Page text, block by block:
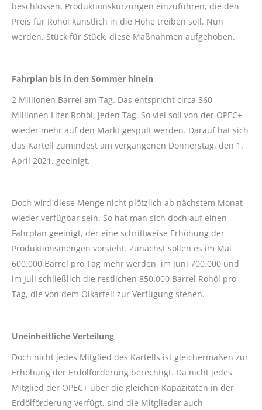
beschlossen, Produktionskürzungen einzuführen, die den
Preis für Rohöl künstlich in die Höhe treiben soll. Nun
werden, Stück für Stück, diese Maßnahmen aufgehoben.
Fahrplan bis in den Sommer hinein
2 Millionen Barrel am Tag. Das entspricht circa 360
Millionen Liter Rohöl, jeden Tag. So viel soll von der OPEC+
wieder mehr auf den Markt gespült werden. Darauf hat sich
das Kartell zumindest am vergangenen Donnerstag, den 1.
April 2021, geeinigt.
Doch wird diese Menge nicht plötzlich ab nächstem Monat
wieder verfügbar sein. So hat man sich doch auf einen
Fahrplan geeinigt, der eine schrittweise Erhöhung der
Produktionsmengen vorsieht. Zunächst sollen es im Mai
600.000 Barrel pro Tag mehr werden, im Juni 700.000 und
im Juli schließlich die restlichen 850.000 Barrel Rohöl pro
Tag, die von dem Ölkartell zur Verfügung stehen.
Uneinheitliche Verteilung
Doch nicht jedes Mitglied des Kartells ist gleichermaßen zur
Erhöhung der Erdölförderung berechtigt. Da nicht jedes
Mitglied der OPEC+ über die gleichen Kapazitäten in der
Erdölförderung verfügt, sind die Mitglieder auch